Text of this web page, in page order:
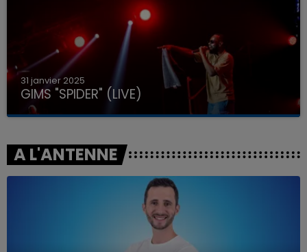
31 janvier 2025
GIMS "SPIDER" (LIVE)
A L'ANTENNE